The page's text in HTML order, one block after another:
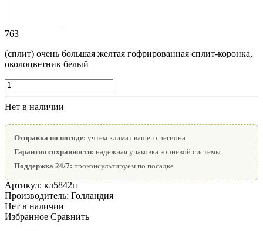
763
(сплит) очень большая желтая гофрированная сплит-коронка,
околоцветник белый
Нет в наличии
Отправка по погоде: учтем климат вашего региона
Гарантия сохранности: надежная упаковка корневой системы
Поддержка 24/7: проконсультируем по посадке
Артикул: кл5842п
Производитель: Голландия
Нет в наличии
Избранное Сравнить